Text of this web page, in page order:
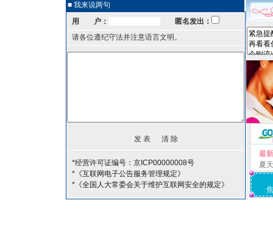
■ 我来说两句
用 户：
匿名发出：
请各位遵纪守法并注意语言文明。
*经营许可证编号：京ICP00000008号
*《互联网电子公告服务管理规定》
*《全国人大常委会关于维护互联网安全的规定》
最
夏